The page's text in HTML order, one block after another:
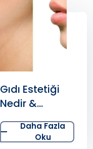
Gıdı Estetiği
Nedir &
Yöntemleri ve
Tedavisi
Daha Fazla
Oku